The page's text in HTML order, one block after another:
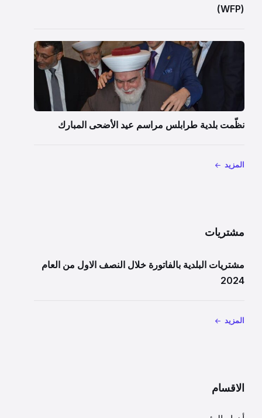
(WFP)
نظّمت بلدية طرابلس مراسم عيد الأضحى المبارك
المزيد
مشتريات
مشتريات البلدية بالفاتورة خلال النصف الاول من العام
2024
المزيد
الاقسام